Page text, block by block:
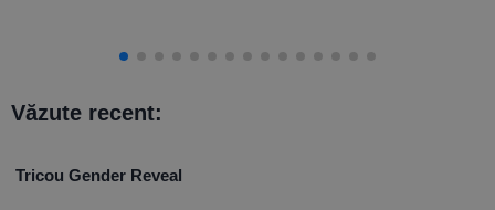
Văzute recent:
Tricou Gender Reveal